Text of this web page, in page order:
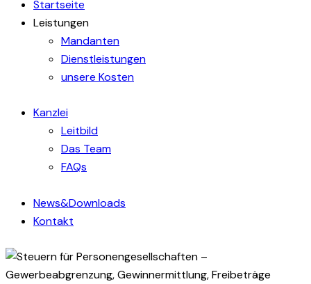
Startseite
Leistungen
Mandanten
Dienstleistungen
unsere Kosten
Kanzlei
Leitbild
Das Team
FAQs
News&Downloads
Kontakt